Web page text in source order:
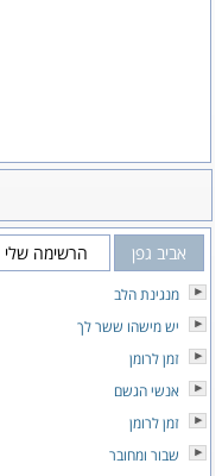
אביב גפן הרשימה שלי
מנגינת הלב
יש מישהו ששר לך
זמן לרומן
אנשי הגשם
זמן לרומן
שבור ומחובר